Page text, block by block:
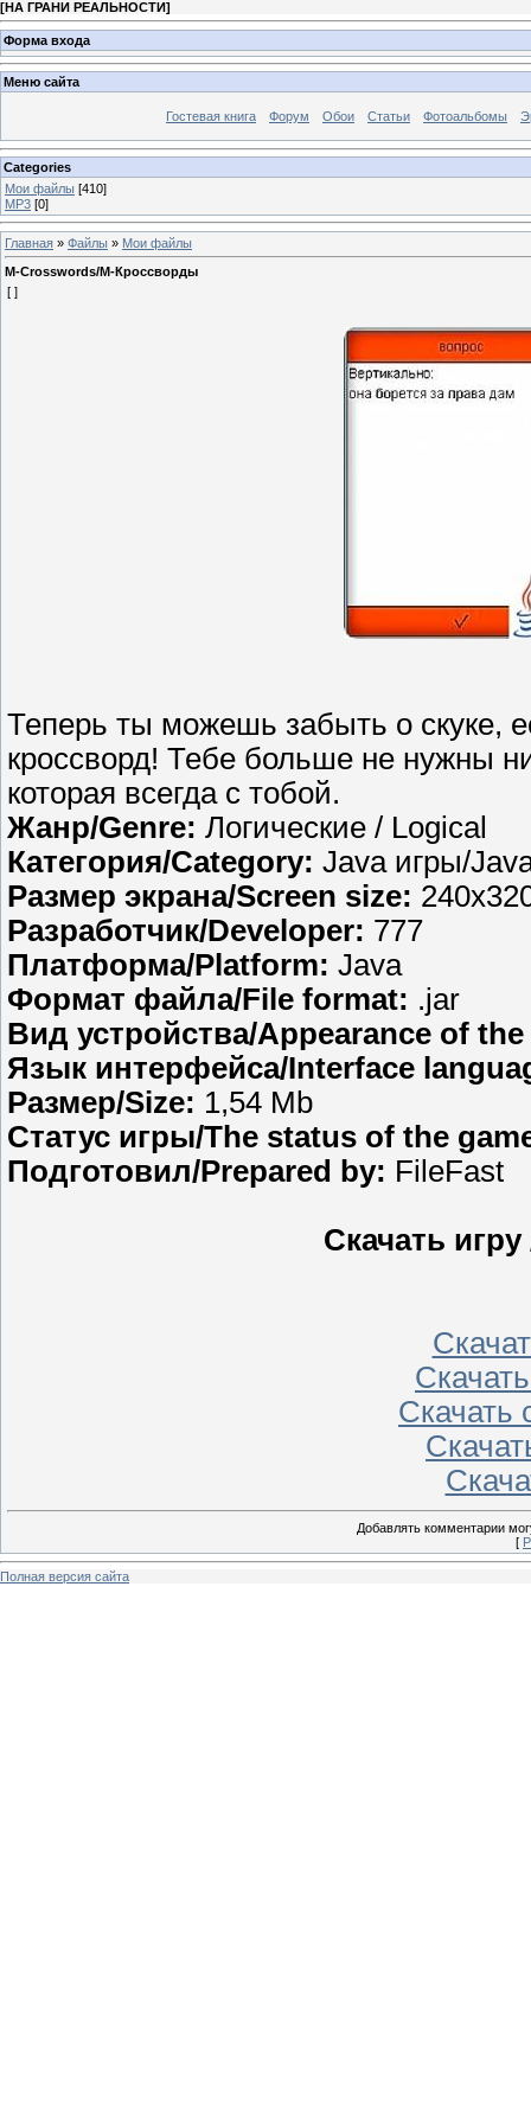
[НА ГРАНИ РЕАЛЬНОСТИ]
Форма входа
Меню сайта
Гостевая книга Форум Обои Статьи Фотоальбомы
Categories
Мои файлы [410]
MP3 [0]
Главная » Файлы » Мои файлы
M-Crosswords/М-Кроссворды
[ ]
Теперь ты можешь забыть о скуке,
кроссворд! Тебе больше не нужны
которая всегда с тобой.
Жанр/Genre: Логические / Logical
Категория/Category: Java игры/
Размер экрана/Screen size:
Разработчик/Developer: 777
Платформа/Platform: Java
Формат файла/File format: .jar
Вид устройства/Appearance of
Язык интерфейса/Interface
Размер/Size: 1,54 Mb
Статус игры/The status of the
Подготовил/Prepared by: FileFast
Скачать
Скачать
Добавлять комментарии
[
Полная версия сайта